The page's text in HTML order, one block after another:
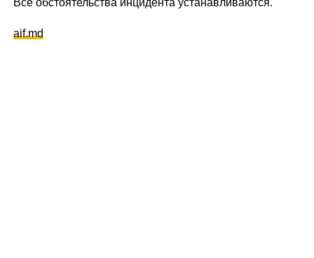
Все обстоятельства инцидента устанавливаются.
aif.md